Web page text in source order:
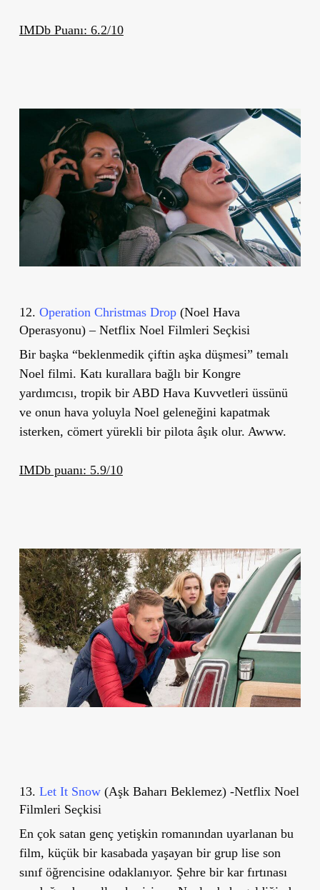
IMDb Puanı: 6.2/10
12. Operation Christmas Drop(Noel Hava
Operasyonu) – Netflix Noel Filmleri Seçkisi
Bir başka “beklenmedik çiftin aşka düşmesi” temalı
Noel filmi. Katı kurallara bağlı bir Kongre
yardımcısı, tropik bir ABD Hava Kuvvetleri üssünü
ve onun hava yoluyla Noel geleneğini kapatmak
isterken, cömert yürekli bir pilota âşık olur. Awww.
IMDb puanı: 5.9/10
13. Let It Snow(Aşk Baharı Beklemez) -Netflix Noel
Filmleri Seçkisi
En çok satan genç yetişkin romanından uyarlanan bu
film, küçük bir kasabada yaşayan bir grup lise son
sınıf öğrencisine odaklanıyor. Şehre bir kar fırtınası